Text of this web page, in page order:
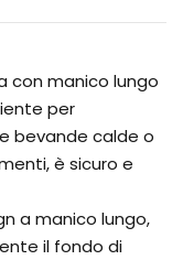
con manico lungo
per
bevande calde o
è sicuro e
a manico lungo,
il fondo di